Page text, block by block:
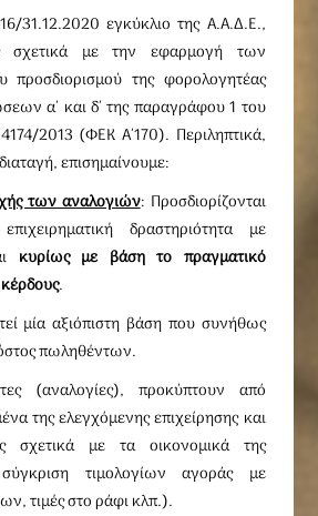
31.12.2020 εγκύκλιο της Α.Α.Δ.Ε.,
σχετικά με την εφαρμογή των
προσδιορισμού της φορολογητέας
α΄ και δ΄ της παραγράφου 1 του
2013 (ΦΕΚ Α΄170). Περιληπτικά,
επισημαίνουμε:
των αναλογιών: Προσδιορίζονται
δραστηριότητα με
κυρίως με βάση το πραγματικό
.
μία αξιόπιστη βάση που συνήθως
πωληθέντων.
(αναλογίες), προκύπτουν από
της ελεγχόμενης επιχείρησης και
σχετικά με τα οικονομικά της
τιμολογίων αγοράς με
τιμές στο ράφι κλπ.).